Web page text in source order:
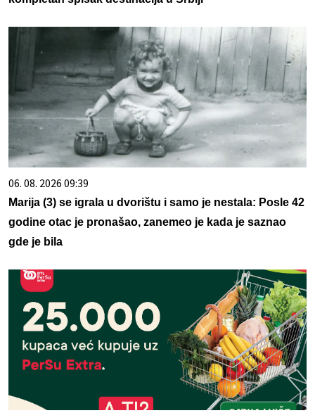
06. 08. 2026 09:39
Marija (3) se igrala u dvorištu i samo je nestala: Posle 42
godine otac je pronašao, zanemeo je kada je saznao
gde je bila